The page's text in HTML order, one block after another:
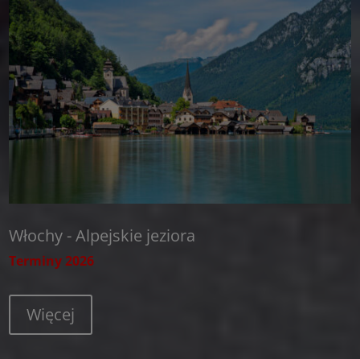
Włochy - Alpejskie jeziora
Terminy 2026
Więcej